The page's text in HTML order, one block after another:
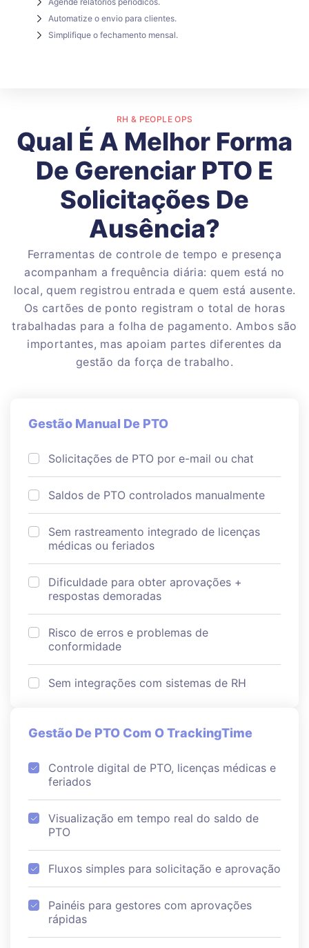
Automatize o envio para clientes.
Simplifique o fechamento mensal.
RH & PEOPLE OPS
Qual É A Melhor Forma
De Gerenciar PTO E
Solicitações De
Ausência?
Ferramentas de controle de tempo e presença
acompanham a frequência diária: quem está no
local, quem registrou entrada e quem está ausente.
Os cartões de ponto registram o total de horas
trabalhadas para a folha de pagamento. Ambos são
importantes, mas apoiam partes diferentes da
gestão da força de trabalho.
Gestão Manual De PTO
Solicitações de PTO por e-mail ou chat
Saldos de PTO controlados manualmente
Sem rastreamento integrado de licenças
médicas ou feriados
Dificuldade para obter aprovações +
respostas demoradas
Risco de erros e problemas de
conformidade
Sem integrações com sistemas de RH
Gestão De PTO Com O TrackingTime
Controle digital de PTO, licenças médicas e
feriados
Visualização em tempo real do saldo de
PTO
Fluxos simples para solicitação e aprovação
Painéis para gestores com aprovações
rápidas